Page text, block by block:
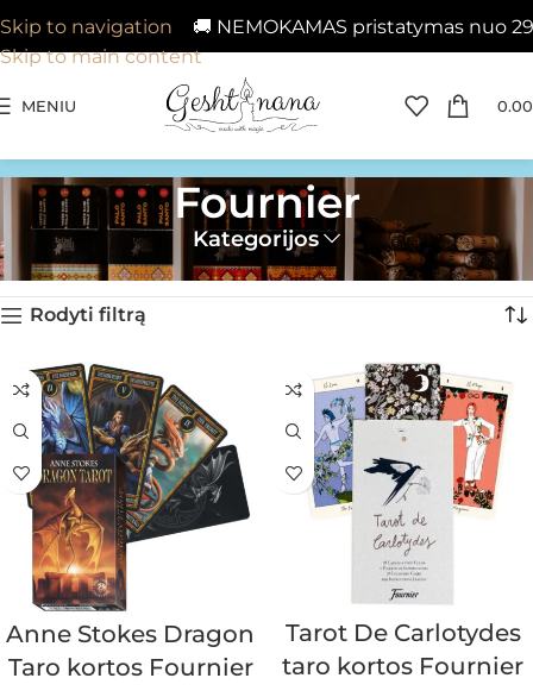
🚚 NEMOKAMAS pristatymas nuo 29€ į
Skip to navigation
Skip to main content
MENIU 0.00
Fournier
Kategorijos
Pagrindinis »Fournier Rodomi visi rezultatai: 21
Rodyti filtrą
Anne Stokes Dragon
Taro kortos Fournier
Tarot De Carlotydes
taro kortos Fournier